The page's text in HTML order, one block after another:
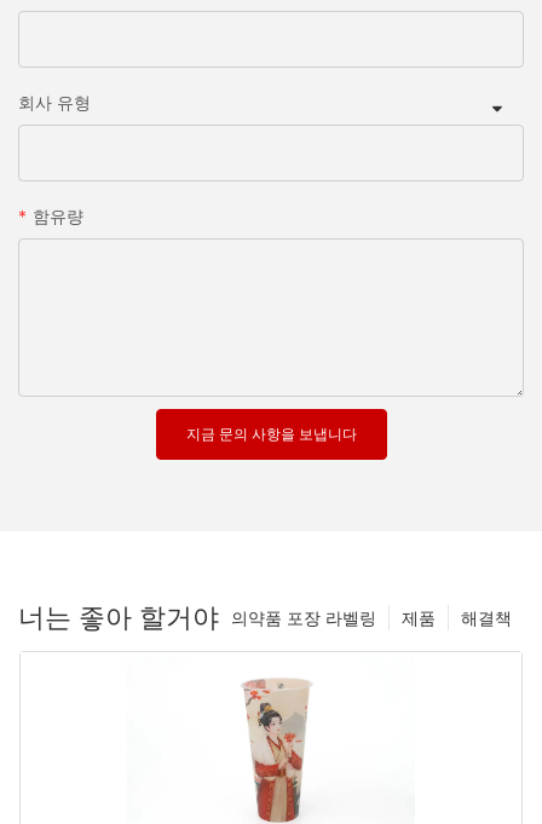
회사 유형
함유량
지금 문의 사항을 보냅니다
너는 좋아 할거야 해결책
제품
의약품 포장 라벨링